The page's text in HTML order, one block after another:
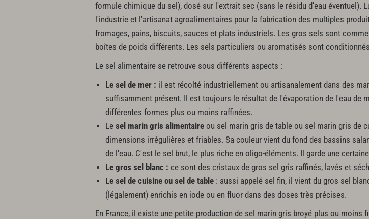
formule chimique du sel), dosé sur l'extrait sec (sans le résidu d'eau éventuel).
l'industrie et l'artisanat agroalimentaires pour la fabrication des multiples
fromages, pains, biscuits, sauces et plats industriels. Les gros sels sont
boîtes de poids différents. Les sels particuliers ou aromatisés sont
Le sel alimentaire se retrouve sous différents aspects :
Le sel de mer : il est récolté industriellement ou artisanalement dans des
suffisamment présent. Il est toujours le résultat de l'évaporation de l'eau de
différentes formes plus ou moins raffinées.
Le sel marin gris alimentaire ou sel marin gris de table ou sel marin gris de
dimensions irrégulières et friables. Sa couleur vient du fond des bassins
de l'eau. C'est le sel brut, le plus riche en oligo-éléments. Il garde une
Le gros sel blanc : ce sont des cristaux de gros sel gris raffinés, lavés et
Le sel de cuisine ou sel de table : aussi appelé sel fin, il vient du gros sel
(légalement) enrichis en iode ou en fluor dans des doses très précises.
En France, il existe une petite production de sel marin gris broyé plus ou moins